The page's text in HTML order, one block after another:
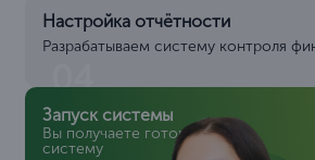
Настройка отчётности
Разрабатываем систему контроля
04
Запуск системы
Вы получаете готовую
систему